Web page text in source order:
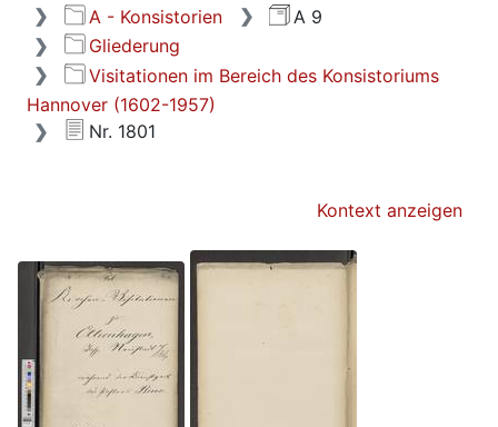
A - Konsistorien
A 9
Gliederung
Visitationen im Bereich des Konsistoriums
Hannover (1602-1957)
Nr. 1801
Kontext anzeigen